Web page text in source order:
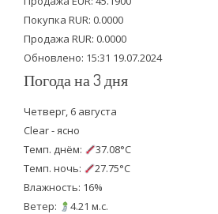
r
o
k
e
Покупка RUR: 0.0000
Продажа RUR: 0.0000
Обновлено: 15:31 19.07.2024
Погода на 3 дня
Четверг, 6 августа
Clear - ясно
Темп. днём:
37.08°C
Темп. ночь:
27.75°C
Влажность: 16%
Ветер:
4.21 м.с.